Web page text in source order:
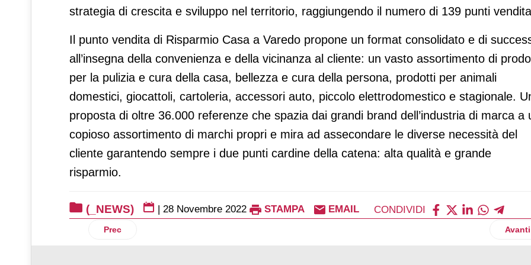
strategia di crescita e sviluppo nel territorio, raggiungendo il numero di 139 punti
Il punto vendita di Risparmio Casa a Varedo propone un format consolidato e di
all’insegna della convenienza e della vicinanza al cliente: un vasto assortimento di
per la pulizia e cura della casa, bellezza e cura della persona, prodotti per animali
domestici, giocattoli, cartoleria, accessori auto, piccolo elettrodomestico e stagionale.
proposta di oltre 36.000 referenze che spazia dai grandi brand dell’industria di marca a
copioso assortimento di marchi propri e mira ad assecondare le diverse necessità del
cliente garantendo sempre i due punti cardine della catena: alta qualità e grande
risparmio.
(_NEWS) | 28 Novembre 2022 STAMPA EMAIL CONDIVIDI
Articolo precedente: FederBio: no alla carne sintetica
Prec Avanti